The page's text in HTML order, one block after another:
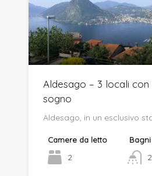
Aldesago – 3 locali
sogno
Aldesago, in un esclusivo
Camere da letto
2
Bagni
2